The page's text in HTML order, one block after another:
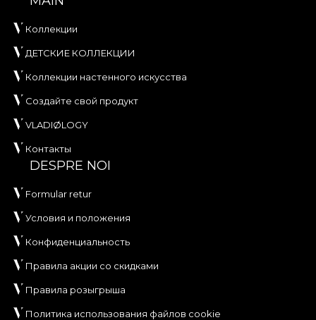
Коллекции
ДЕТСКИЕ КОЛЛЕКЦИИ
Коллекции настенного искусства
Создайте свой продукт
VLADIØLOGY
Контакты
DESPRE NOI
Formular retur
Условия и положения
Конфиденциальность
Правила акции со скидками
Правила розыгрыша
Политика использования файлов cookie